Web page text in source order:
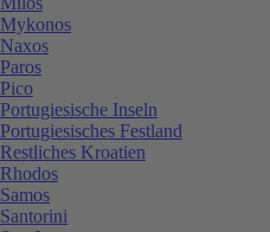
Mykonos
Naxos
Paros
Pico
Portugiesische Inseln
Portugiesisches Festland
Restliches Kroatien
Rhodos
Samos
Santorini